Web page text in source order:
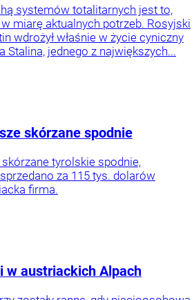
systemów totalitarnych jest to,
miarę aktualnych potrzeb. Rosyjski
wdrożył właśnie w życie cyniczny
Stalina, jednego z największych...
skórzane spodnie
tyrolskie spodnie,
za 115 tys. dolarów
firma.
w austriackich Alpach